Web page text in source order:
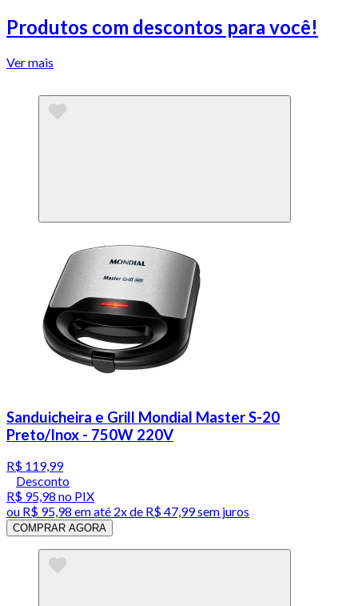
Produtos com descontos para você!
Ver mais
Sanduicheira e Grill Mondial Master S-20
Preto/Inox - 750W 220V
R$ 119,99
Desconto
R$ 95,98 no PIX
ou R$ 95,98 em até 2x de R$ 47,99 sem juros
COMPRAR AGORA